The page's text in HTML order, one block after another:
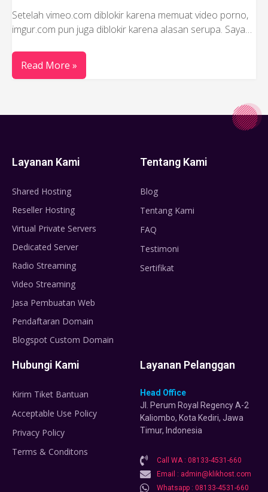
Setelah vimeo.com diblokir karena memuat video porno,
imgur.com pun juga diblokir karena alasan serupa. Saya…
Read More »
Layanan Kami
Shared Hosting
Reseller Hosting
Virtual Private Servers
Dedicated Server
Radio Streaming
Video Streaming
Jasa Pembuatan Web
Pendaftaran Domain
Blogspot Custom Domain
Tentang Kami
Blog
Tentang Kami
FAQ
Testimoni
Sertifikat
Hubungi Kami
Kirim Tiket Bantuan
Acceptable Use Policy
Privacy Policy
Terms & Conditons
Layanan Pelanggan
Head Office
Jl. Perum Royal Regency A-2
Kaliombo, Kota Kediri, Jawa
Timur, Indonesia
Call WA : 08133-4531-660
Email : admin@klikhost.com
Whatsapp : 08133-4531-660